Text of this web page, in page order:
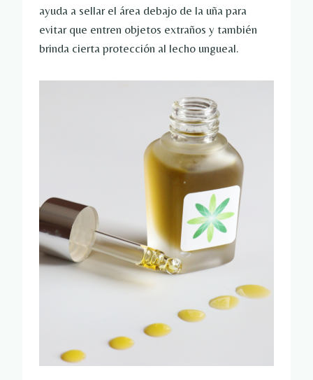
ayuda a sellar el área debajo de la uña para
evitar que entren objetos extraños y también
brinda cierta protección al lecho ungueal.